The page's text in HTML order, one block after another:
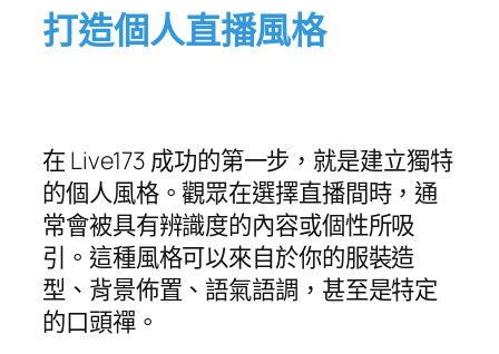
打造個人直播風格
在 Live173 成功的第一步，就是建立獨特
的個人風格。觀眾在選擇直播間時，通
常會被具有辨識度的內容或個性所吸
引。這種風格可以來自於你的服裝造
型、背景佈置、語氣語調，甚至是特定
的口頭禪。